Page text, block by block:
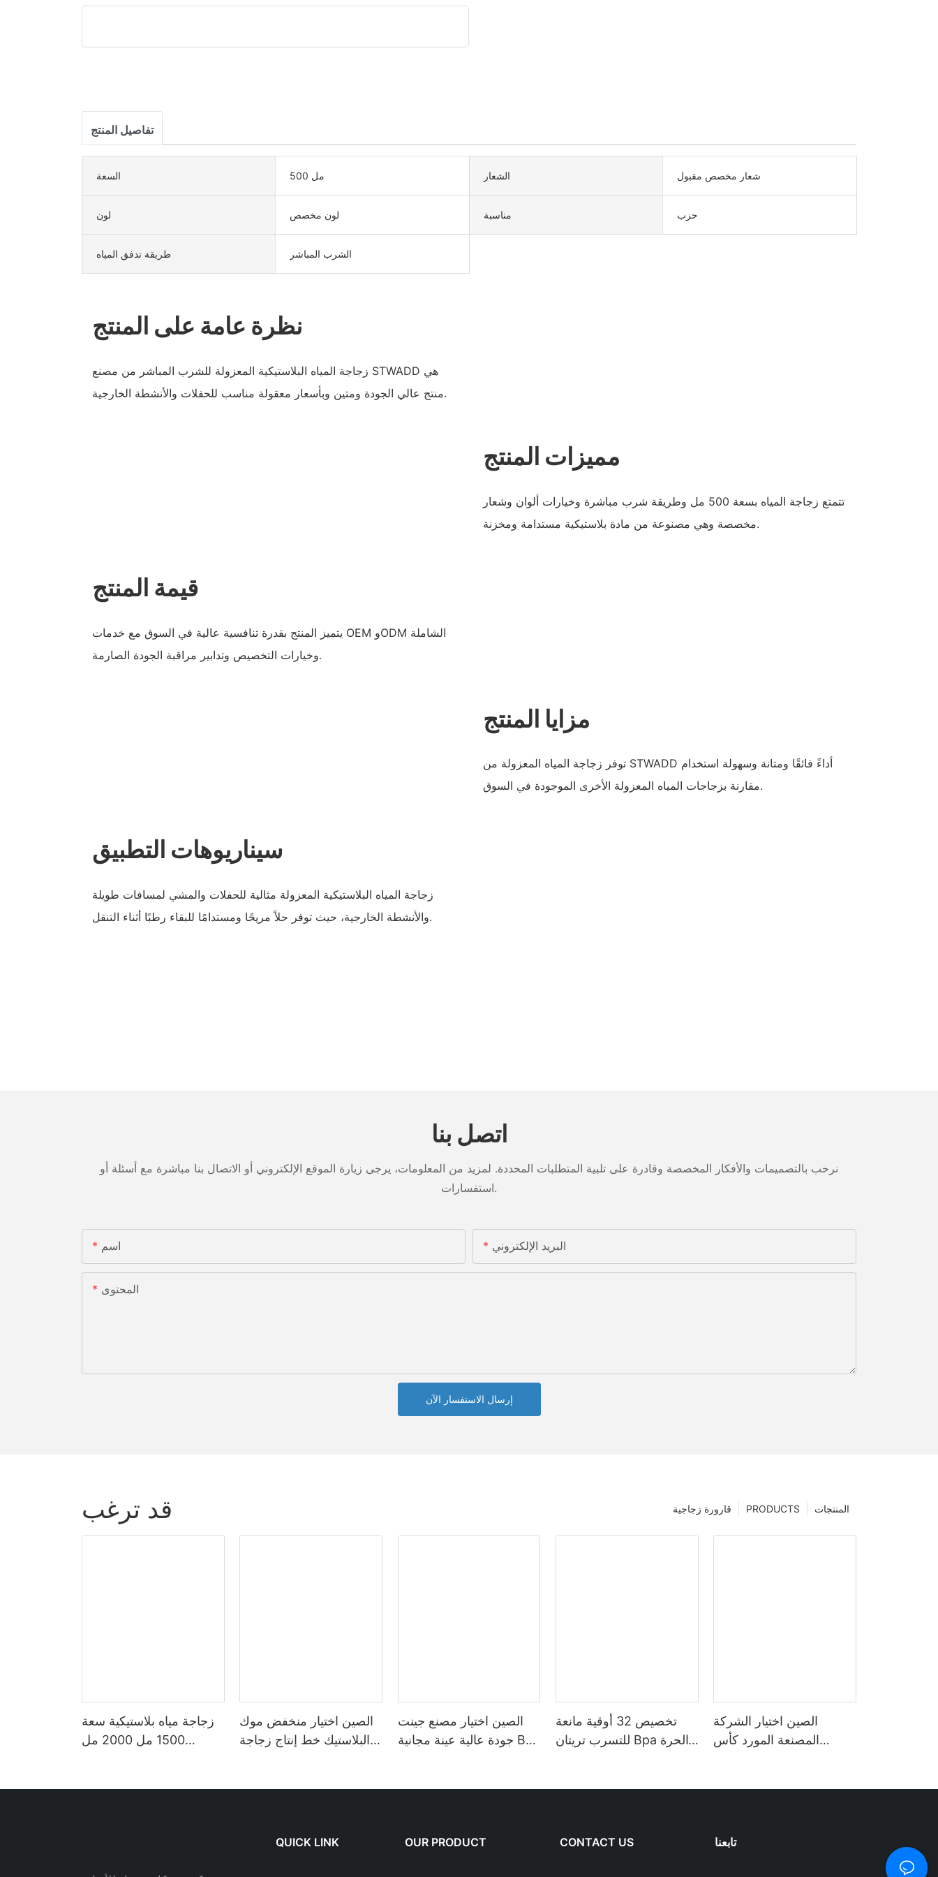
تفاصيل المنتج
السعة 500 مل الشعار شعار مخصص مقبول
لون لون مخصص مناسبة حزب
طريقة تدفق المياه الشرب المباشر
نظرة عامة على المنتج
زجاجة المياه البلاستيكية المعزولة للشرب المباشر من مصنع STWADD هي
منتج عالي الجودة ومتين وبأسعار معقولة مناسب للحفلات والأنشطة الخارجية.
مميزات المنتج
تتمتع زجاجة المياه بسعة 500 مل وطريقة شرب مباشرة وخيارات ألوان وشعار
مخصصة وهي مصنوعة من مادة بلاستيكية مستدامة ومخزنة.
قيمة المنتج
يتميز المنتج بقدرة تنافسية عالية في السوق مع خدمات OEM وODM الشاملة
وخيارات التخصيص وتدابير مراقبة الجودة الصارمة.
مزايا المنتج
توفر زجاجة المياه المعزولة من STWADD أداءً فائقًا ومتانة وسهولة استخدام
مقارنة بزجاجات المياه المعزولة الأخرى الموجودة في السوق.
سيناريوهات التطبيق
زجاجة المياه البلاستيكية المعزولة مثالية للحفلات والمشي لمسافات طويلة
والأنشطة الخارجية، حيث توفر حلاً مريحًا ومستدامًا للبقاء رطبًا أثناء التنقل.
اتصل بنا
نرحب بالتصميمات والأفكار المخصصة وقادرة على تلبية المتطلبات المحددة. لمزيد من المعلومات، يرجى زيارة الموقع الإلكتروني أو الاتصال بنا مباشرة مع أسئلة أو
استفسارات.
اسم البريد الإلكتروني
المحتوى
إرسال الاستفسار الآن
قد ترغب المنتجات PRODUCTS قارورة زجاجية
زجاجة مياه بلاستيكية سعة
1500 مل 2000 مل
الصين اختيار منخفض موك
البلاستيك خط إنتاج زجاجة
الصين اختيار مصنع جينت
جودة عالية عينة مجانية Bpa
تخصيص 32 أوقية مانعة
للتسرب تريتان Bpa الحرة
الصين اختيار الشركة
المصنعة المورد كأس
QUICK LINK OUR PRODUCT CONTACT US تابعنا